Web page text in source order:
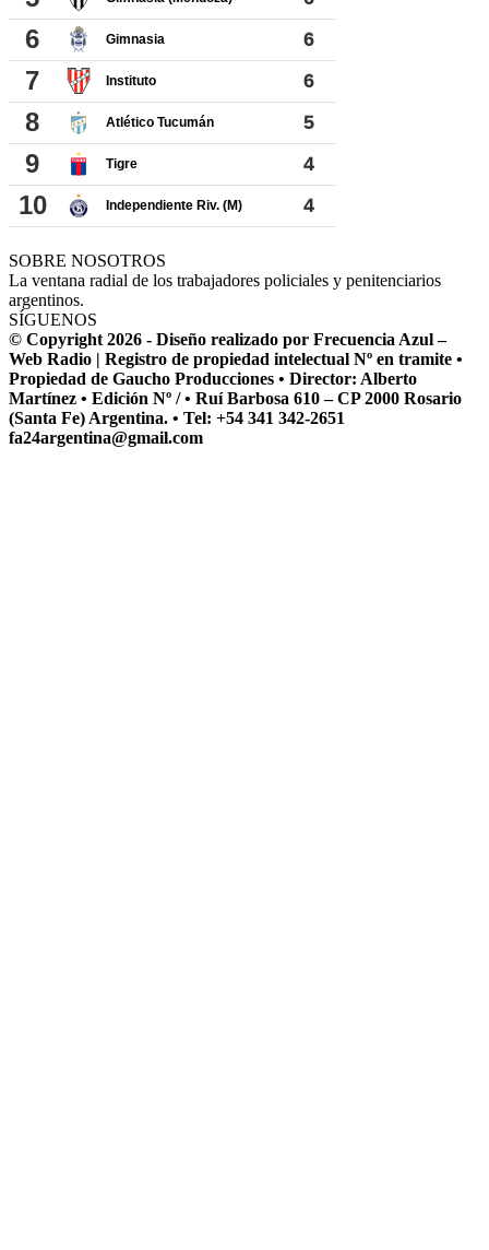
SOBRE NOSOTROS
La ventana radial de los trabajadores policiales y penitenciarios
argentinos.
SÍGUENOS
© Copyright 2026 - Diseño realizado por Frecuencia Azul –
Web Radio | Registro de propiedad intelectual Nº en tramite •
Propiedad de Gaucho Producciones • Director: Alberto
Martínez • Edición Nº / • Ruí Barbosa 610 – CP 2000 Rosario
(Santa Fe) Argentina. • Tel: +54 341 342-2651
fa24argentina@gmail.com